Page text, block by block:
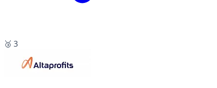
🥉 3